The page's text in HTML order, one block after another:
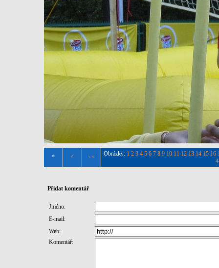
* ^ << Obrázky: 1 2 3 4 5 6 7 8 9 10 11 12 13 14 15 16
Přidat komentář
Jméno:
E-mail:
Web:
Komentář: